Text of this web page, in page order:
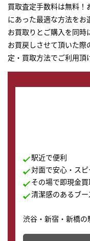
買取査定手数料は無料
にあった最適な方法をお
お買取りとご購入を同
お買戻しさせて頂いた
定・買取方法でご利用頂
駅近で便利
対面で安心・ス
その場で即現金買
清潔感のあるブー
渋谷・新宿・新橋の
その場で現金買取